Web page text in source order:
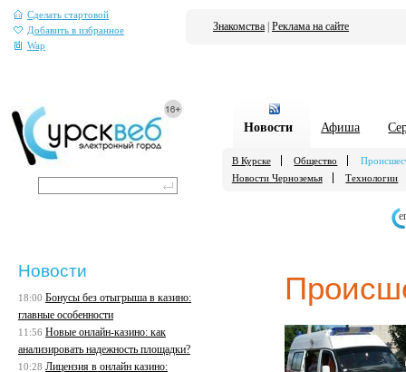
Сделать стартовой
Добавить в избранное
Wap
Знакомства Реклама на сайте
Новости Афиша
В Курске Общество
Новости Черноземья
Технологии
Новости
18:00 Бонусы без отыгрыша в казино:
главные особенности
11:56 Новые онлайн-казино: как
анализировать надежность площадки?
10:28 Лицензия в онлайн казино: